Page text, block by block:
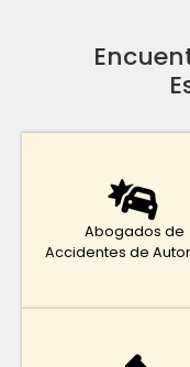
Abogados de
Accidentes de